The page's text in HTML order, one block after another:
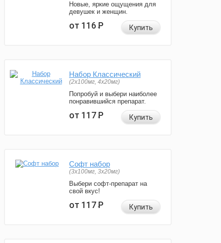
Новые, яркие ощущения для
девушек и женщин.
от 116Р Купить
Набор Классический
(2x100мг, 4x20мг)
Попробуй и выбери наиболее
понравившийся препарат.
от 117Р Купить
Софт набор
(3x100мг, 3x20мг)
Выбери софт-препарат на
свой вкус!
от 117Р Купить